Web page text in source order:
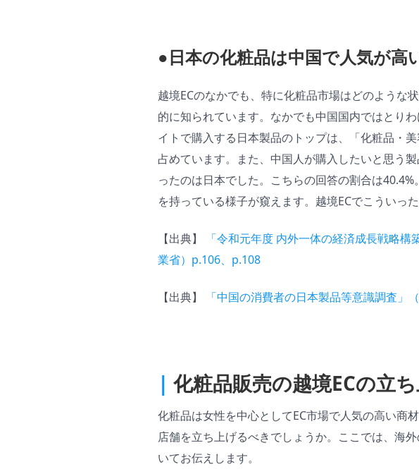
●日本の化粧品は中国で人気が高
越境ECのなかでも、特に化粧品市場はどのような
的に知られています。なかでも中国国内ではとり
イトで購入する日本製品のトップは、「化粧品・
占めています。また、中国人が購入したいと思う
ったのは日本でした。こちらの回答の割合は
を持っている様子が窺えます。越境ECでこういっ
【出典】
「令和元年度 内外一体の経済成長戦略
業省）p.106、p.108
【出典】 「中国の消費者の日本製品等意識調査」
| 化粧品販売の越境ECの立
化粧品は女性を中心としてEC市場で人気の高い商
店舗を立ち上げるべきでしょうか。ここでは、海
いてお伝えします。